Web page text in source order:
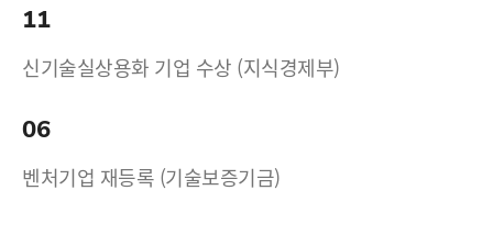
11
신기술실상용화 기업 수상 (지식경제부)
06
벤처기업 재등록 (기술보증기금)